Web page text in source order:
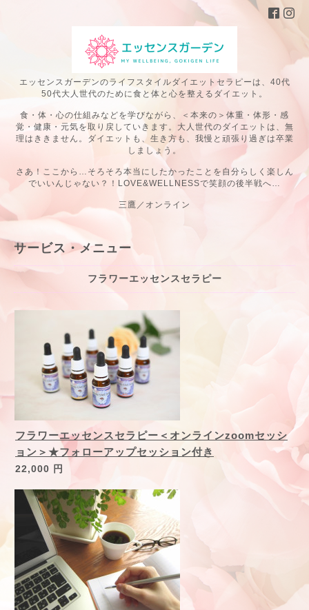
エッセンスガーデンのライフスタイルダイエットセラピーは、40代
50代大人世代のために食と体と心を整えるダイエット。
食・体・心の仕組みなどを学びながら、＜本来の＞体重・体形・感
覚・健康・元気を取り戻していきます。大人世代のダイエットは、無
理はききません。ダイエットも、生き方も、我慢と頑張り過ぎは卒業
しましょう。
さあ！ここから…そろそろ本当にしたかったことを自分らしく楽しん
でいいんじゃない？！LOVE&WELLNESSで笑顔の後半戦へ…
三鷹／オンライン
サービス・メニュー
フラワーエッセンスセラピー
フラワーエッセンスセラピー＜オンラインzoomセッシ
ョン＞★フォローアップセッション付き
22,000 円